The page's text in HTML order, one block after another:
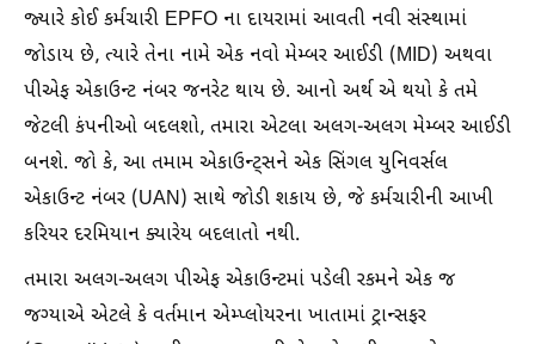
જ્યારે કોઈ કર્મચારી EPFO ના દાયરામાં આવતી નવી સંસ્થામાં
જોડાય છે, ત્યારે તેના નામે એક નવો મેમ્બર આઈડી (MID) અથવા
પીએફ એકાઉન્ટ નંબર જનરેટ થાય છે. આનો અર્થ એ થયો કે તમે
જેટલી કંપનીઓ બદલશો, તમારા એટલા અલગ-અલગ મેમ્બર આઈડી
બનશે. જો કે, આ તમામ એકાઉન્ટ્સને એક સિંગલ યુનિવર્સલ
એકાઉન્ટ નંબર (UAN) સાથે જોડી શકાય છે, જે કર્મચારીની આખી
કરિયર દરમિયાન ક્યારેય બદલાતો નથી.
તમારા અલગ-અલગ પીએફ એકાઉન્ટમાં પડેલી રકમને એક જ
જગ્યાએ એટલે કે વર્તમાન એમ્પ્લોયરના ખાતામાં ટ્રાન્સફર